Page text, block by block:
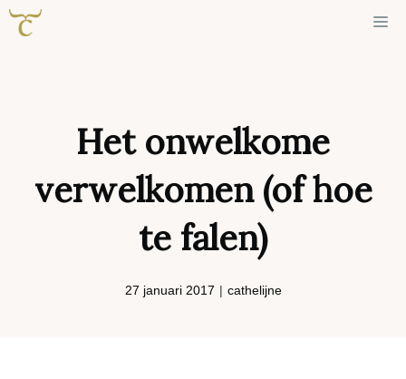
Ga
naar
Het onwelkome
verwelkomen (of hoe
te falen)
27 januari 2017 | cathelijne